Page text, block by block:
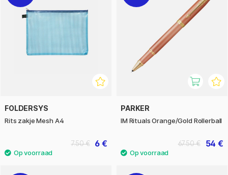
FOLDERSYS
Rits zakje Mesh A4
6 €
7.50 €
PARKER
IM Rituals Orange/Gold Rollerball
54 €
67.50 €